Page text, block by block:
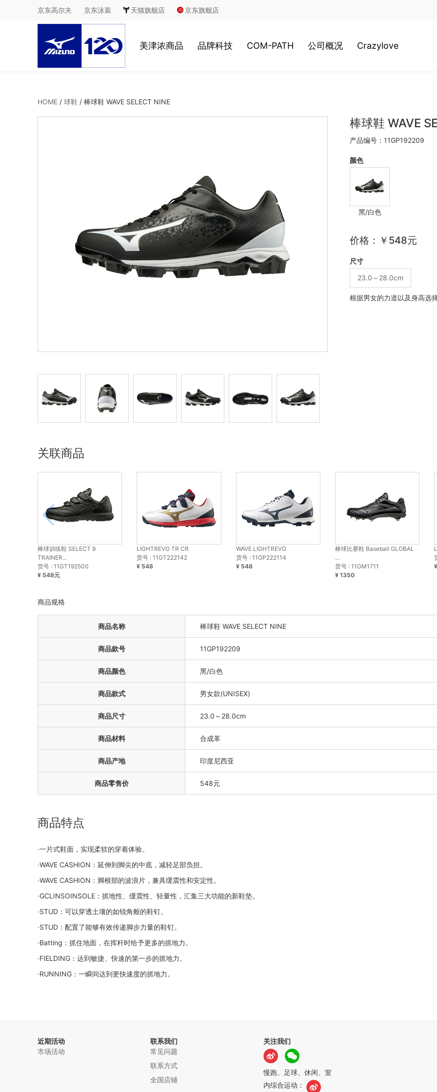
京东高尔夫 京东泳装 天猫旗舰店 京东旗舰店
美津浓商品
足球 游泳
品牌科技
服装科技
COM-PATH 公司概况
经营理念
Crazylove
HOME / 球鞋 / 棒球鞋 WAVE SELECT NINE
棒球鞋 WAVE
产品编号：11GP192209
颜色
黑/白色
价格：￥548元
尺寸
23.0～28.0cm
根据男女的力道以及身高选
关联商品
棒球训练鞋 SELECT 9
TRAINER...
货号 : 11GT192500
¥ 548元
LIGHTREVO TR CR
货号 : 11GT222142
¥ 548
WAVE LIGHTREVO
货号 : 11GP222114
¥ 548
棒球比赛鞋 Baseball GLOBAL
...
货号 : 11GM1711
¥ 1350
商品规格
商品名称 棒球鞋 WAVE SELECT NINE
商品款号 11GP192209
商品颜色 黑/白色
商品款式 男女款(UNISEX)
商品尺寸 23.0～28.0cm
商品材料 合成革
商品产地 印度尼西亚
商品零售价 548元
商品特点
·一片式鞋面，实现柔软的穿着体验。
·WAVE CASHION：延伸到脚尖的中底，减轻足部负担。
·WAVE CASHION：脚根部的波浪片，兼具缓震性和安定性。
·GCLINSOINSOLE：抓地性、缓震性、轻量性，汇集三大功能的新鞋垫。
·STUD：可以穿透土壤的如锐角般的鞋钉。
·STUD：配置了能够有效传递脚步力量的鞋钉。
·Batting：抓住地面，在挥杆时给予更多的抓地力。
·FIELDING：达到敏捷、快速的第一步的抓地力。
·RUNNING：一瞬间达到更快速度的抓地力。
近期活动
市场活动
联系我们
常见问题
联系方式
全国店铺
关注我们
慢跑、足球、休闲、室
内综合运动：